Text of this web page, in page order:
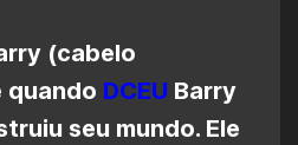
(cabelo
quando DCEU Barry
seu mundo. Ele